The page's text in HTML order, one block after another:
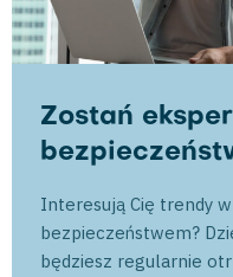
Zostań
Interesują Cię trendy
bezpieczeństwem?
będziesz regularnie